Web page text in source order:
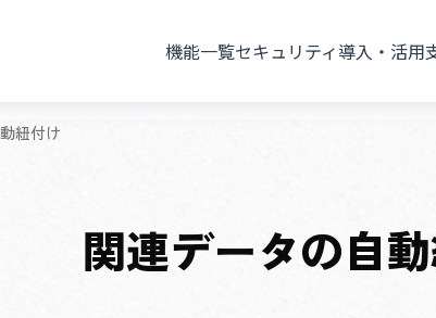
機能一覧セキュリティ導入・活用
関連データの自
紐付け